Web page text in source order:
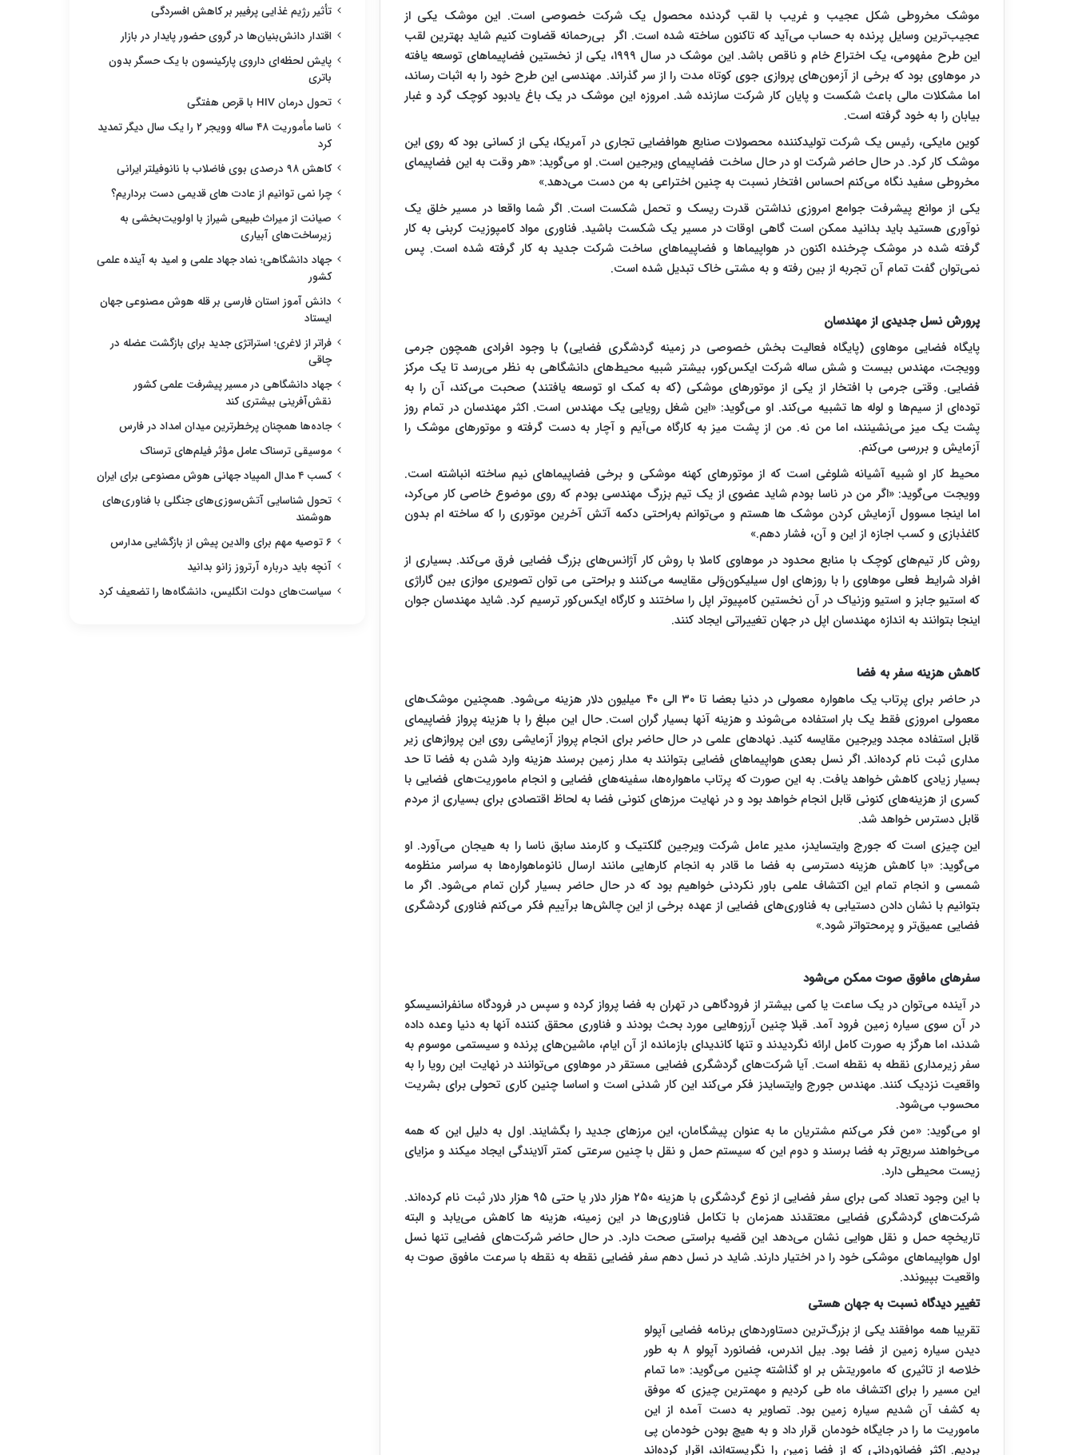
موشک مخروطی شکل عجیب و غریب با لقب گردنده محصول یک شرکت خصوصی است. این موشک یکی از
عجیب‌ترین وسایل پرنده به حساب می‌آید که تاکنون ساخته شده است. اگر ​ بی‌رحمانه قضاوت کنیم شاید بهترین لقب
این طرح مفهومی، یک اختراع خام و ناقص باشد. این موشک در سال ۱۹۹۹، یکی از نخستین فضاپیماهای توسعه یافته
در موهاوی بود که برخی از ​آزمون‌های پروازی جوی کوتاه مدت را از سر گذراند. مهندسی این طرح خود را به اثبات رساند،
اما مشکلات مالی باعث شکست و پایان کار شرکت سازنده شد. امروزه این موشک در یک باغ یادبود کوچک گرد و غبار
بیابان را به خود گرفته است.
کوین مایکی، رئیس یک شرکت تولیدکننده محصولات صنایع هوافضایی تجاری در آمریکا، یکی از کسانی بود که روی این
موشک کار کرد. در حال حاضر شرکت او ​در حال ساخت فضاپیمای ویرجین است. او می‌گوید: «هر وقت به این فضاپیمای
مخروطی سفید نگاه می‌کنم احساس افتخار نسبت به چنین اختراعی به من دست می‌دهد.»
یکی از موانع پیشرفت جوامع امروزی نداشتن قدرت ریسک و تحمل شکست است. اگر شما واقعا در مسیر خلق یک
نوآوری هستید باید بدانید ممکن است گاهی اوقات در مسیر یک شکست باشید. فناوری مواد کامپوزیت کربنی به کار
گرفته شده در موشک چرخنده اکنون در هواپیماها و فضاپیماهای ساخت شرکت جدید به کار گرفته شده است. پس
نمی‌توان گفت تمام آن تجربه از بین رفته و به مشتی خاک تبدیل شده است.
پرورش نسل جدیدی از مهندسان
پایگاه فضایی موهاوی (پایگاه فعالیت بخش خصوصی در زمینه گردشگری فضایی) با وجود افرادی همچون جرمی
وویجت، مهندس بیست و شش ساله شرکت ایکس‌کور، بیشتر شبیه محیط‌های دانشگاهی به نظر می‌رسد تا یک مرکز
فضایی. وقتی جرمی با افتخار از یکی از موتورهای موشکی (که به کمک او توسعه یافتند) صحبت می‌کند، آن را به
توده‌ای از سیم‌ها و لوله ها تشبیه می‌کند. او می‌گوید: «این شغل رویایی یک مهندس است. اکثر مهندسان در تمام روز
پشت یک میز می‌نشینند، اما من نه. من از پشت میز به کارگاه می‌آیم و آچار به دست گرفته و موتورهای موشک را
آزمایش و بررسی می‌کنم.
محیط کار او شبیه آشیانه شلوغی است که از موتورهای کهنه موشکی و برخی فضاپیماهای نیم ساخته انباشته است.
وویجت می‌گوید: «اگر من در ناسا بودم شاید عضوی از​ یک تیم بزرگ مهندسی بودم که روی موضوع خاصی کار می‌کرد،
اما اینجا مسوول آزمایش کردن موشک ها هستم و می‌توانم به‌راحتی دکمه آتش آخرین موتوری را که ساخته ام بدون
کاغذبازی و کسب اجازه از این و آن، فشار دهم.»
روش کار تیم‌های کوچک با منابع محدود در موهاوی کاملا با روش کار آژانس‌های بزرگ فضایی فرق می‌کند. بسیاری از
افراد شرایط فعلی موهاوی را با روزهای اول سیلیکون‌وَلی مقایسه می‌کنند و براحتی می توان تصویری موازی بین گاراژی
که استیو جابز و استیو وزنیاک در آن نخستین کامپیوتر اپل را ساختند و کارگاه ایکس‌کور ترسیم کرد. شاید مهندسان جوان
اینجا بتوانند به اندازه مهندسان اپل در جهان تغییراتی ایجاد کنند.
کاهش هزینه سفر به فضا
در حاضر برای پرتاب یک ماهواره معمولی در دنیا بعضا تا ۳۰ الی ۴۰ میلیون دلار هزینه می‌شود. همچنین موشک‌های
معمولی امروزی فقط یک بار استفاده می‌شوند و هزینه آنها بسیار گران است. حال این مبلغ را با هزینه پرواز فضاپیمای
قابل استفاده مجدد ویرجین مقایسه کنید. نهادهای علمی در حال حاضر برای انجام پرواز آزمایشی روی این پروازهای زیر
مداری ثبت نام کرده‌اند. اگر نسل بعدی هواپیماهای فضایی بتوانند به مدار زمین برسند هزینه وارد شدن به فضا تا حد
بسیار زیادی کاهش خواهد یافت. ​به این صورت که پرتاب ماهواره‌ها، سفینه‌های فضایی و انجام ماموریت‌های فضایی با
کسری از هزینه‌های کنونی قابل انجام خواهد بود و در نهایت مرزهای کنونی فضا به لحاظ اقتصادی برای بسیاری از مردم
قابل دسترس خواهد شد.
این چیزی است که جورج وایتسایدز، مدیر عامل شرکت ویرجین گلکتیک و کارمند سابق ناسا را به هیجان می‌آورد. او
می‌گوید: «با کاهش هزینه دسترسی به فضا ما قادر به انجام کارهایی مانند ارسال نانو‌ماهواره‌ها به سراسر منظومه
شمسی و انجام تمام این اکتشاف علمی باور نکردنی خواهیم بود که در حال حاضر بسیار گران تمام می‌شود. اگر ما
بتوانیم با نشان دادن دستیابی به فناوری‌های فضایی از عهده برخی از این چالش‌ها برآییم​ فکر می‌کنم فناوری گردشگری
فضایی عمیق‌تر و پرمحتواتر شود.»
سفرهای مافوق صوت ممکن می‌شود
در آینده می‌توان در یک ساعت یا کمی بیشتر از فرودگاهی در تهران به فضا پرواز کرده و سپس در فرودگاه سانفرانسیسکو
در آن سوی سیاره زمین فرود آمد. قبلا چنین آرزوهایی مورد بحث بودند و فناوری محقق کننده آنها به دنیا وعده داده
شدند، اما هرگز به صورت کامل ارائه نگردیدند و تنها کاندیدای بازمانده از آن ایام، ماشین‌های پرنده و سیستمی موسوم به
سفر زیرمداری نقطه به نقطه است. آیا شرکت‌های گردشگری فضایی مستقر در موهاوی می‌توانند در نهایت این رویا را به
واقعیت نزدیک کنند. مهندس جورج وایتسایدز فکر می‌کند این کار شدنی است و اساسا چنین کاری تحولی برای بشریت
محسوب می‌شود.
او می‌گوید: «من فکر می‌کنم مشتریان ما به عنوان پیشگامان، این مرزهای جدید را بگشایند. اول به دلیل این که همه
می‌خواهند سریع‌تر به فضا برسند و دوم این که سیستم حمل و نقل با چنین سرعتی کمتر آلایندگی ایجاد می​کند و مزایای
زیست محیطی دارد.
با این وجود تعداد کمی برای سفر فضایی از نوع گردشگری با هزینه ۲۵۰ هزار دلار یا حتی ۹۵ هزار دلار ثبت نام کرده‌اند.
شرکت‌های گردشگری فضایی معتقدند همزمان با تکامل فناوری‌ها در این زمینه، هزینه ها کاهش می‌یابد و البته
تاریخچه حمل و نقل هوایی نشان می‌دهد این قضیه براستی صحت دارد. در حال حاضر شرکت‌های فضایی تنها نسل
اول هواپیماهای موشکی خود را در اختیار دارند. شاید در نسل دهم سفر فضایی نقطه به نقطه با سرعت مافوق صوت به
واقعیت بپیوندد.
تغییر دیدگاه نسبت به جهان هستی
تقریبا همه موافقند یکی از بزرگ‌ترین دستاوردهای برنامه فضایی آپولو
دیدن سیاره زمین از فضا بود. بیل اندرس، فضانورد آپولو ۸ به طور
خلاصه از تاثیری که ماموریتش بر او گذاشته چنین می‌گوید: «ما تمام
این مسیر را برای اکتشاف ماه طی کردیم و مهمترین چیزی که موفق
به کشف آن شدیم سیاره زمین بود. تصاویر به دست آمده از این
ماموریت ما را در جایگاه خودمان قرار داد و به هیچ بودن خودمان پی
بردیم. اکثر فضانوردانی که از فضا زمین را نگریسته‌اند، اقرار کرده‌اند
تأثیر رژیم غذایی پرفیبر بر کاهش افسردگی
اقتدار دانش‌بنیان‌ها در گروی حضور پایدار در بازار
پایش لحظه‌ای داروی پارکینسون با یک حسگر بدون
باتری
تحول درمان HIV با قرص هفتگی
ناسا مأموریت ۴۸ ساله وویجر ۲ را یک سال دیگر تمدید
کرد
کاهش ۹۸ درصدی بوی فاضلاب با نانوفیلتر ایرانی
چرا نمی توانیم از عادت های قدیمی دست برداریم؟
صیانت از میراث طبیعی شیراز با اولویت‌بخشی به
زیرساخت‌های آبیاری
جهاد دانشگاهی؛ نماد جهاد علمی و امید به آینده علمی
کشور
دانش آموز استان فارسی بر قله هوش مصنوعی جهان
ایستاد
فراتر از لاغری؛ استراتژی جدید برای بازگشت عضله در
چاقی
جهاد دانشگاهی در مسیر پیشرفت علمی کشور
نقش‌آفرینی بیشتری کند
جاده‌ها همچنان پرخطرترین میدان امداد در فارس
موسیقی ترسناک عامل مؤثر فیلم‌های ترسناک
کسب ۴ مدال المپیاد جهانی هوش مصنوعی برای ایران
تحول شناسایی آتش‌سوزی‌های جنگلی با فناوری‌های
هوشمند
۶ توصیه مهم برای والدین پیش از بازگشایی مدارس
آنچه باید درباره آرتروز زانو بدانید
سیاست‌های دولت انگلیس، دانشگاه‌ها را تضعیف کرد